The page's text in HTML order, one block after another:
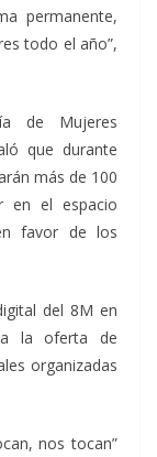
permanente,
todo el año”,
de Mujeres
que durante
más de 100
en el espacio
favor de los
del 8M en
la oferta de
organizadas
nos tocan”